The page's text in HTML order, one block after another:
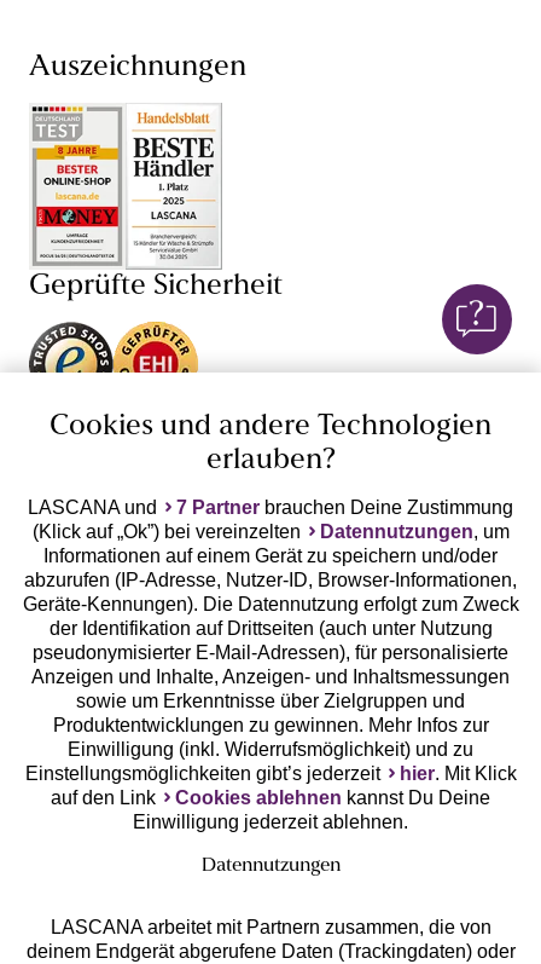
Auszeichnungen
Geprüfte Sicherheit
Unsere Apps
Gratis Versand ab50 €
Kostenlose Retoure
°Punkte sammeln
Cookies und andere Technologien
erlauben?
LASCANA und 7 Partner brauchen Deine Zustimmung
(Klick auf „Ok”) bei vereinzelten
Datennutzungen, um
Informationen auf einem Gerät zu speichern und/oder
abzurufen (IP-Adresse, Nutzer-ID, Browser-Informationen,
Geräte-Kennungen). Die Datennutzung erfolgt zum Zweck
der Identifikation auf Drittseiten (auch unter Nutzung
pseudonymisierter E-Mail-Adressen), für personalisierte
Anzeigen und Inhalte, Anzeigen- und Inhaltsmessungen
sowie um Erkenntnisse über Zielgruppen und
Produktentwicklungen zu gewinnen. Mehr Infos zur
Einwilligung (inkl. Widerrufsmöglichkeit) und zu
Einstellungsmöglichkeiten gibt’s jederzeit
hier. Mit Klick
auf den Link
Cookies ablehnen kannst Du Deine
Einwilligung jederzeit ablehnen.
Datennutzungen
LASCANA arbeitet mit Partnern zusammen, die von
deinem Endgerät abgerufene Daten (Trackingdaten) oder